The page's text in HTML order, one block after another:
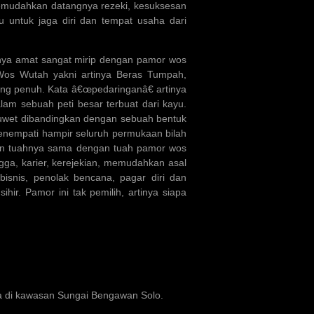
datangnya rezeki, kesuksesan
untuk jaga diri dan tempat usaha dari
amat sangat mirip dengan pamor wos
Wutah yakni artinya Beras Tumpah,
penuh. Kata â€œpedaringanâ€ artinya
sebuah peti besar terbuat dari kayu.
dibandingkan dengan sebuah bentuk
hampir seluruh permukaan bilah
tuahnya sama dengan tuah pamor wos
karier, kerejekian, memudahkan asal
penolak bencana, pagar diri dan
Pamor ini tak pemilih, artinya siapa
kawasan Sungai Bengawan Solo.